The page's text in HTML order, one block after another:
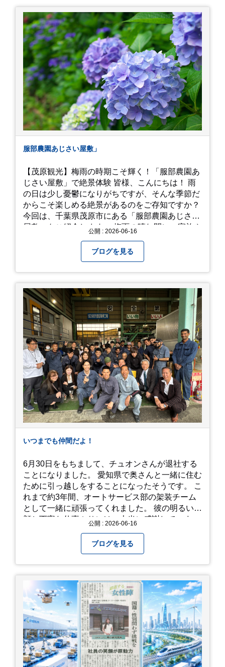
中１次男が小学校の修学旅行で鎌倉に行った時に
お昼を食べてお勧めという「玉子焼おざわ」のだ
し巻き卵はとてもおいしかったです。 鶴岡八幡宮
のハスは時期が早かったですが、来月は見事だろ
うなぁ。 それでは、皆さん、梅雨冷えの日もござ
いますが、お元気でお過ごし下さい。
服部農園あじさい屋敷」
【茂原観光】梅雨の時期こそ輝く！「服部農園あ
じさい屋敷」で絶景体験 皆様、こんにちは！ 雨
の日は少し憂鬱になりがちですが、そんな季節だ
からこそ楽しめる絶景があるのをご存知ですか？
今回は、千葉県茂原市にある「服部農園あじさい
屋敷」をご紹介します。 梅雨の晴れ間に、家族や
め尽くす「あじさい」 服部農園あじさい屋敷の魅
力は、なんといってもそのスケール感。約18,000
平方メートルの広大な敷地に、なんと250種類以
上・約20,000株ものアジサイが植えられていま
す。 山肌を埋め尽くすように咲き誇るブルー、ピ
ンク、紫のアジサイは圧巻の一言。 歩道が整備さ
れているので、アジサイの中に囲まれるような感
覚で散策を楽しめます。 写真好きにはたまらない
「フォトジェニック」な景色 あじさい屋敷は、ど
こを切り取っても絵になる場所ばかり。 高い場所
からの眺望: 敷地が高い位置にあるため、あじさ
い越しに広がる茂原の景色を一望できます。 小道
での撮影: アジサイの小道を歩いている後ろ姿
は、とても幻想的で素敵な写真になりますよ。 梅
雨の季節特有の「しっとりと濡れたアジサイ」も
素敵ですし、晴れた日の「キラキラした光を浴び
たアジサイ」も最高です。ぜひカメラを持って出
やすい靴で: 山の斜面を利用した農園ですので、
歩き慣れた靴で行くのが安心です。 雨対策: 雨上
がりは足元が少し滑りやすくなることがありま
す。タオルや雨具を用意しておくと安心ですね。
開花時期のチェック: その年の気候によって見頃
が少し前後します。出かける前に必ず公式情報や
SNSで見頃を確認しましょう！ おわりに 梅雨の
時期を「我慢する期間」から「お出かけを楽しむ
期間」に変えてくれる、そんな素敵な場所です。
いです！
公開 : 2026-06-16
ブログを見る
いつまでも仲間だよ！
6月30日をもちまして、チュオンさんが退社する
ことになりました。 愛知県で奥さんと一緒に住む
ために引っ越しをすることになったそうです。 こ
れまで約3年間、オートサービス部の架装チーム
として一緒に頑張ってくれました。 彼の明るい笑
顔と丁寧な仕事ぶりには、本当に感謝していま
撮影した記念写真を添付します。 チュオンさんの
今後のご活躍と新しいスタートを、みんなで応援
しましょう！ チュオンさん、今まで本当にありが
とうございました！
公開 : 2026-06-16
ブログを見る